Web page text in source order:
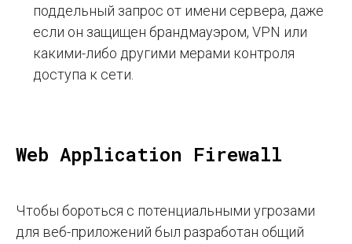
поддельный запрос от имени сервера, даже
если он защищен брандмауэром, VPN или
какими-либо другими мерами контроля
доступа к сети.
Web Application Firewall
Чтобы бороться с потенциальными угрозами
для веб-приложений был разработан общий